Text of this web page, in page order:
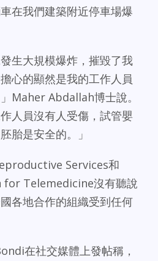
在我們建築附近停車場爆
生大規模爆炸，摧毀了我
心的顯然是我的工作人員
Maher Abdallah博士說。
人員沒有人受傷，試管嬰
胎是安全的。」
Services和
Telemedicine沒有聽說
各地合作的組織受到任何
在社交媒體上發帖稱，